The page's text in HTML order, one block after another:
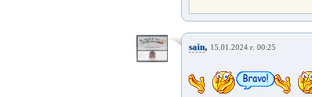
sain, 15.01.2024 г. 00:25